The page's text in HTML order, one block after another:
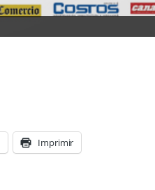
Imprimir